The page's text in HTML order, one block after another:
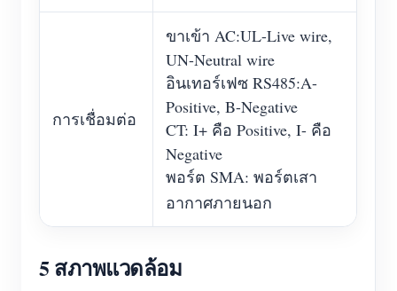
การเชื่อมต่อ
ขาเข้า AC:UL-Live wire,
UN-Neutral wire
อินเทอร์เฟซ RS485:A-
Positive, B-Negative
CT: I+ คือ Positive, I- คือ
Negative
พอร์ต SMA: พอร์ตเสา
อากาศภายนอก
5 สภาพแวดล้อม